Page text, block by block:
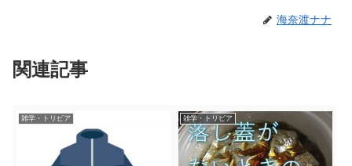
海奈渡ナナ
関連記事
雑学・トリビア 雑学・トリビア